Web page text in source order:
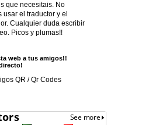
que necesitais. No
usar el traductor y el
Cualquier duda escribir
Picos y plumas!!
web a tus amigos!!